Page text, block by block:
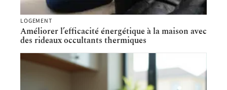
LOGEMENT
Améliorer l’efficacité énergétique à la maison avec
des rideaux occultants thermiques